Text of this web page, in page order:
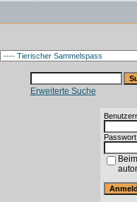
Erweiterte Suche